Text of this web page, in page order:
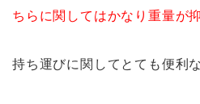
ちらに関してはかなり重量が
持ち運びに関してとても便利